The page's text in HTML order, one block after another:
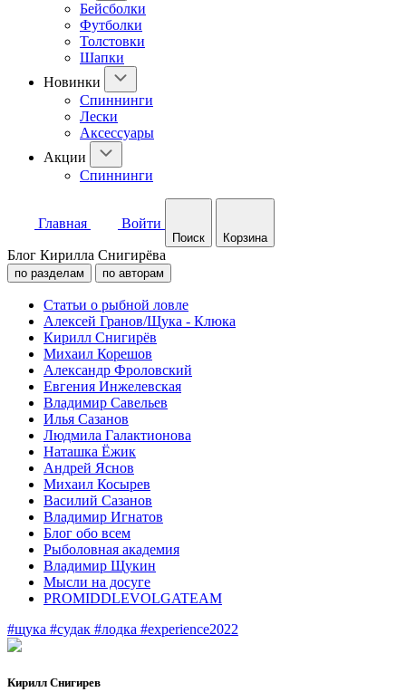
Бейсболки
Футболки
Толстовки
Шапки
Новинки
Спиннинги
Лески
Аксессуары
Акции
Спиннинги
Главная Войти
Поиск Корзина
Блог Кирилла Снигирёва
по разделам по авторам
Статьи о рыбной ловле
Алексей Гранов/Щука - Клюка
Кирилл Снигирёв
Михаил Корешов
Александр Фроловский
Евгения Инжелевская
Владимир Савельев
Илья Сазанов
Людмила Галактионова
Наташка Ёжик
Андрей Яснов
Михаил Косырев
Василий Сазанов
Владимир Игнатов
Блог обо всем
Рыболовная академия
Владимир Щукин
Мысли на досуге
PROMIDDLEVOLGATEAM
#щука #судак #лодка #experience2022
Кирилл Снигирев